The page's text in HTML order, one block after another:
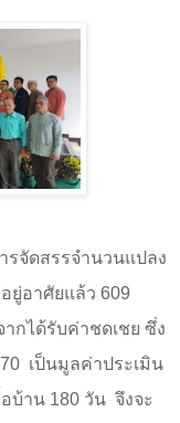
รจัดสรรจำนวนแปลง
ยู่อาศัยแล้ว 609
ากได้รับค่าชดเชย ซึ่ง
70 เป็นมูลค่าประเมิน
อบ้าน 180 วัน จึงจะ